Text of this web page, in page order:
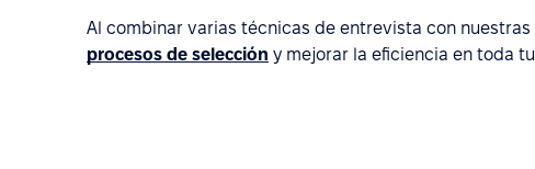
Al combinar varias técnicas de entrevista con
procesos de selección y mejorar la eficiencia en toda